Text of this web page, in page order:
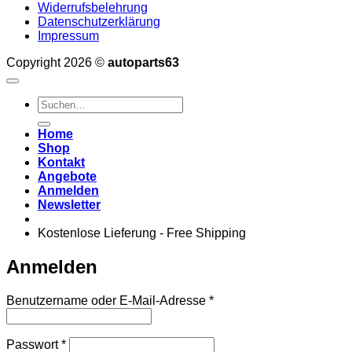
Widerrufsbelehrung
Datenschutzerklärung
Impressum
Copyright 2026 © autoparts63
Suchen
nach:
Home
Shop
Kontakt
Angebote
Anmelden
Newsletter
Kostenlose Lieferung - Free Shipping
Anmelden
Benutzername oder E-Mail-Adresse *Erforderlich
Passwort*Erforderlich